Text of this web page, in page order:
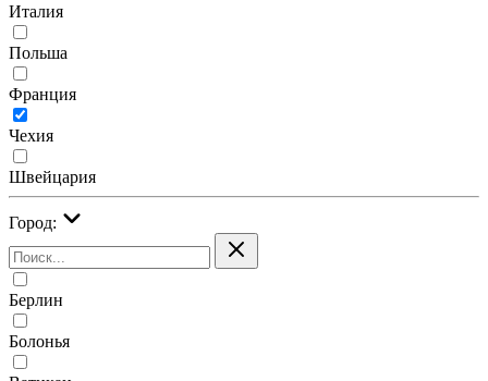
Италия
Польша
Франция
Чехия
Швейцария
Город:
Берлин
Болонья